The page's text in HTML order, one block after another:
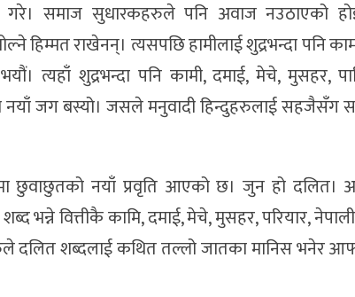
गरे। समाज सुधारकहरुले पनि अवाज नउठाएको
हिम्मत राखेनन्। त्यसपछि हामीलाई शुद्रभन्दा पनि
त्यहाँ शुद्रभन्दा पनि कामी, दमाई, मेचे, मुसहर,
जग बस्यो। जसले मनुवादी हिन्दुहरुलाई सहजैसँग
छुवाछुतको नयाँ प्रवृति आएको छ। जुन हो दलित।
भन्ने वित्तीकै कामि, दमाई, मेचे, मुसहर, परियार,
दलित शब्दलाई कथित तल्लो जातका मानिस भनेर